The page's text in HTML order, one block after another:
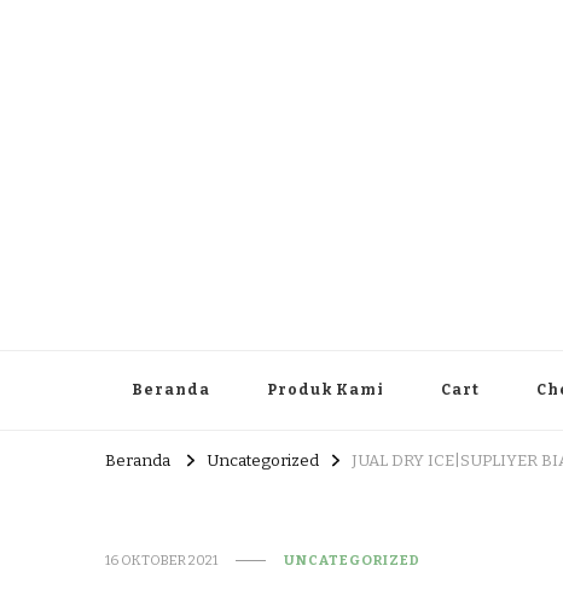
Beranda Produk Kami Cart
Beranda Uncategorized JUAL DRY ICE|SUPLIYER
16 OKTOBER 2021 UNCATEGORIZED